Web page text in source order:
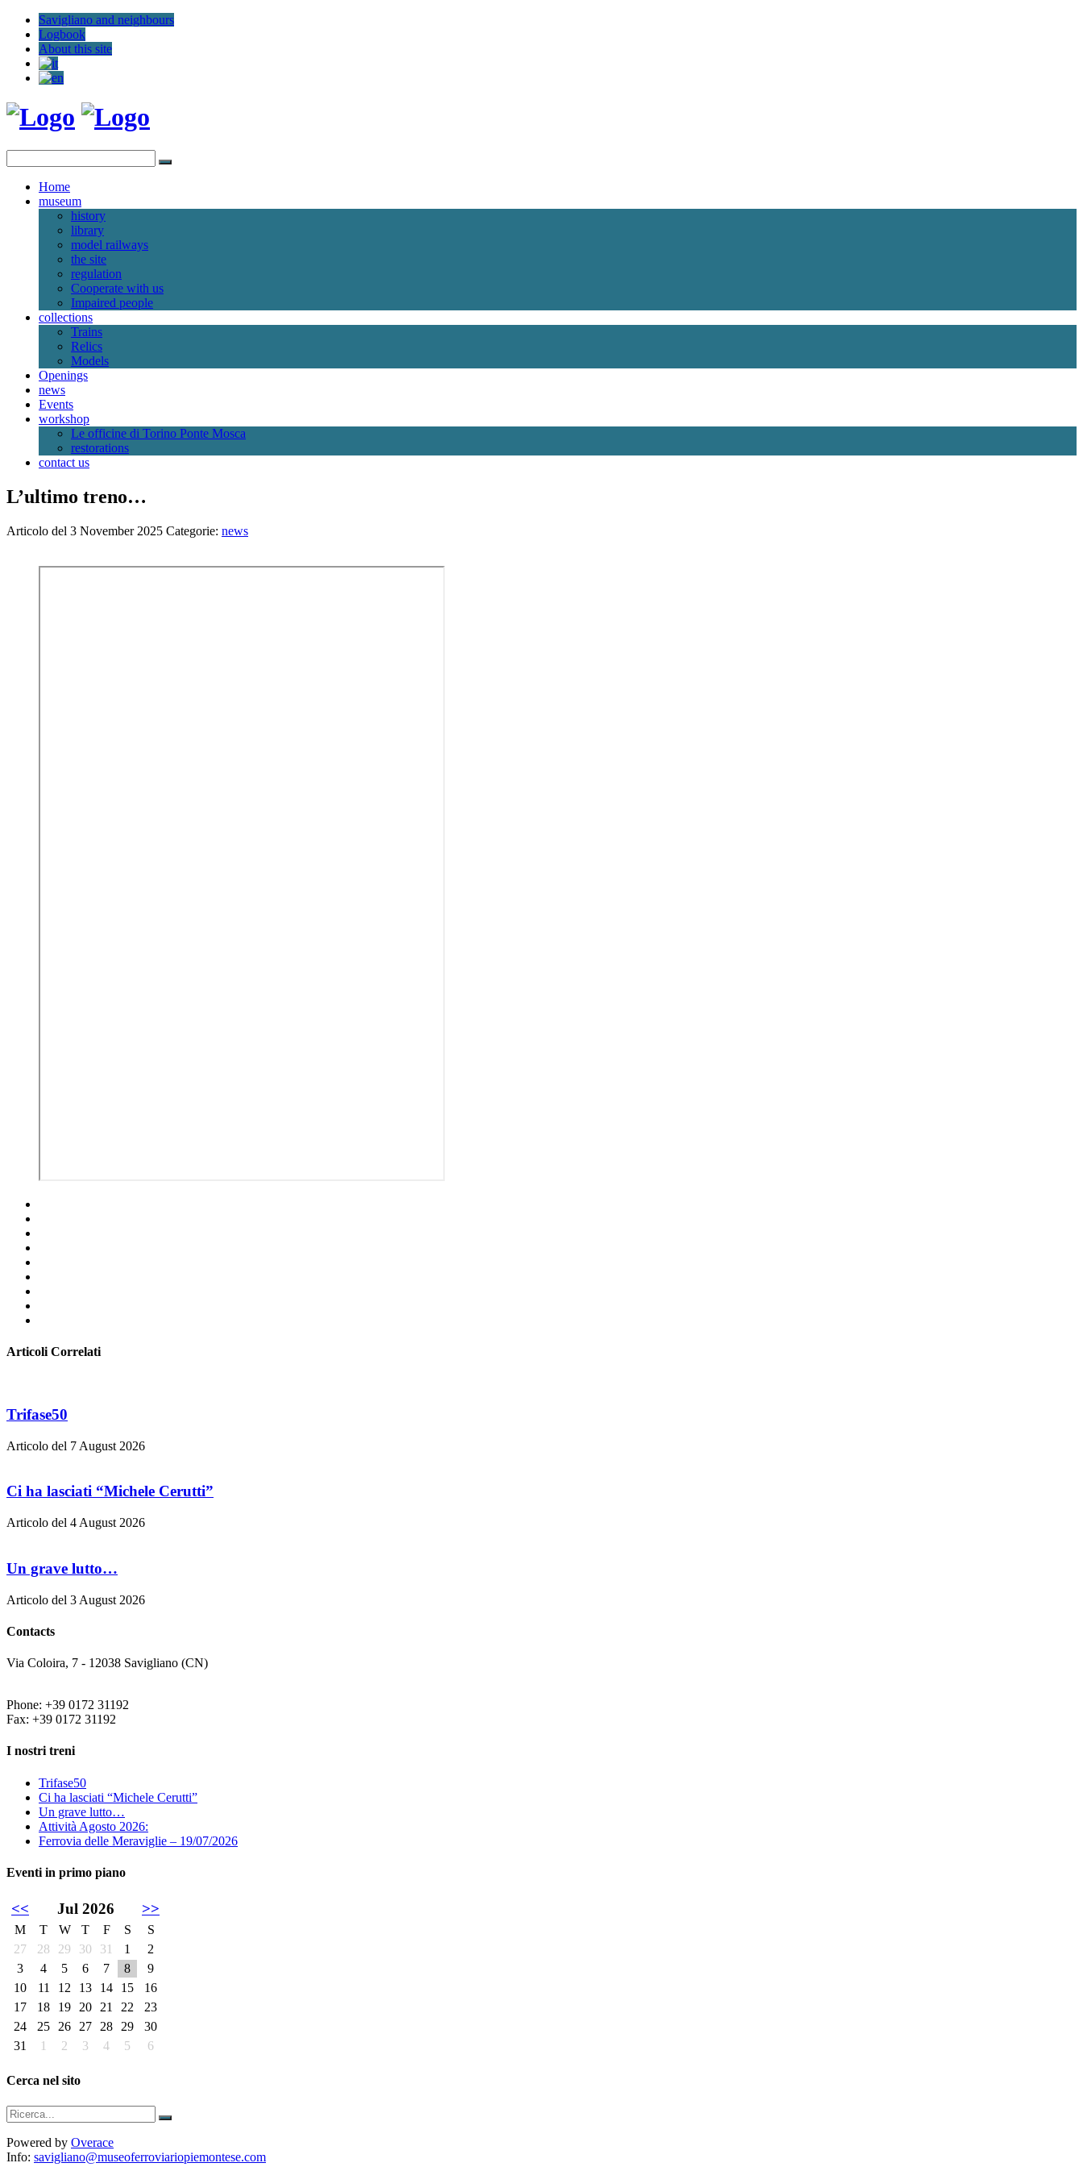
Savigliano and neighbours
Logbook
About this site
Home
museum
history
library
model railways
the site
regulation
Cooperate with us
Impaired people
collections
Trains
Relics
Models
Openings
news
Events
workshop
Le officine di Torino Ponte Mosca
restorations
contact us
L’ultimo treno…
Articolo del 3 November 2025 Categorie: news
Articoli Correlati
Trifase50
Articolo del 7 August 2026
Ci ha lasciati “Michele Cerutti”
Articolo del 4 August 2026
Un grave lutto…
Articolo del 3 August 2026
Contacts
Via Coloira, 7 - 12038 Savigliano (CN)
Phone: +39 0172 31192
Fax: +39 0172 31192
I nostri treni
Trifase50
Ci ha lasciati “Michele Cerutti”
Un grave lutto…
Attività Agosto 2026:
Ferrovia delle Meraviglie – 19/07/2026
Eventi in primo piano
<< Jul 2026 >>
M T W T F S
S
27
28 29 30 31 1
2
3
4 5 6 7 8
9
10
11 12 13 14 15
16
17
18 19 20 21 22
23
24
25 26 27 28 29
30
31
1 2 3 4 5 6
Cerca nel sito
Powered by Overace
Info: savigliano@museoferroviariopiemontese.com